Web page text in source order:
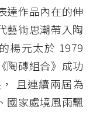
達作品內在的伸
藝術思潮帶入陶
楊元太於 1979
陶磚組合》成功
且連續兩屆為
國家處境風雨飄